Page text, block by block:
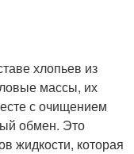
хлопьев из
массы, их
с очищением
обмен. Это
жидкости, которая